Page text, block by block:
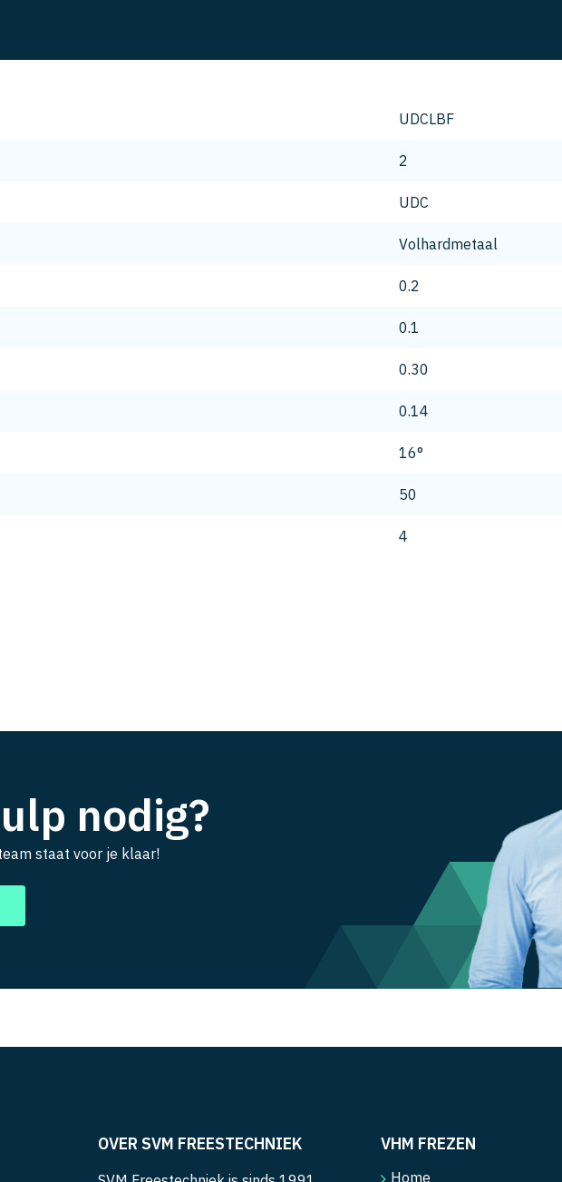
UDCLBF
2
UDC
Volhardmetaal
0.2
0.1
0.30
0.14
16°
50
4
nodig?
staat voor je klaar!
OVER SVM FREESTECHNIEK VHM FREZEN
Home